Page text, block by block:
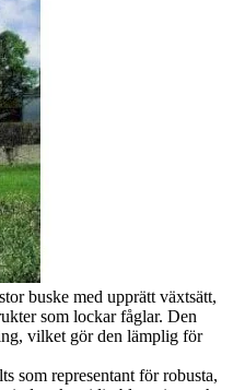
buske med upprätt växtsätt,
som lockar fåglar. Den
vilket gör den lämplig för
som representant för robusta,